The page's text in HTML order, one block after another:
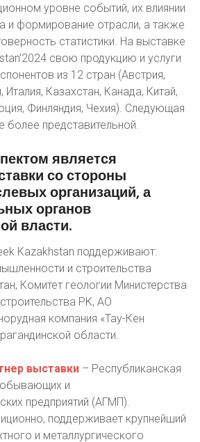
уровне событий, их влиянии
и формирование отрасли, а также
статистики. На выставке
свою продукцию и услуги
из 12 стран (Австрия,
Италия, Казахстан, Канада, Китай,
Финляндия, Чехия). Следующая
более представительной.
является
состороны
организаций,а
органов
власти.
Kazakhstan поддерживают:
и строительства
Комитет геологии Министерства
РК, АО
компания «Тау-Кен
области.
выставки – Республиканская
и
предприятий (АГМП).
поддерживает крупнейший
и металлургического